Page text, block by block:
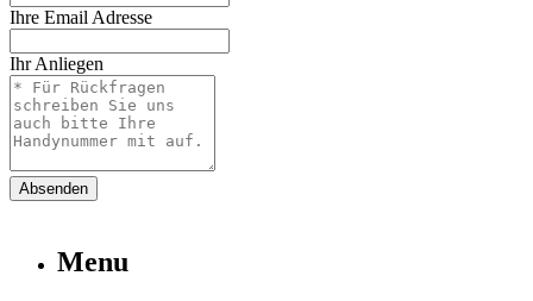
Ihre Email Adresse
Ihr Anliegen
Absenden
Menu